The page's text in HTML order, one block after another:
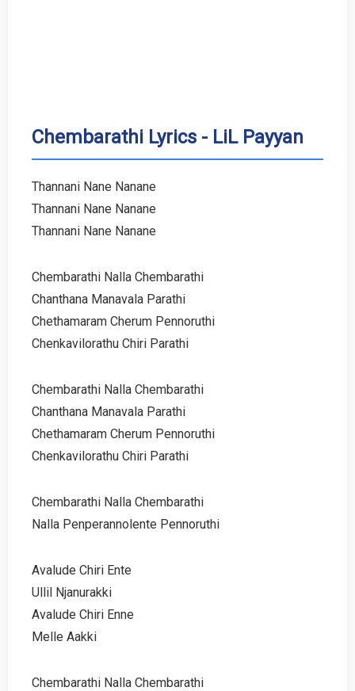
Chembarathi Lyrics - LiL Payyan
Thannani Nane Nanane
Thannani Nane Nanane
Thannani Nane Nanane
Chembarathi Nalla Chembarathi
Chanthana Manavala Parathi
Chethamaram Cherum Pennoruthi
Chenkavilorathu Chiri Parathi
Chembarathi Nalla Chembarathi
Chanthana Manavala Parathi
Chethamaram Cherum Pennoruthi
Chenkavilorathu Chiri Parathi
Chembarathi Nalla Chembarathi
Nalla Penperannolente Pennoruthi
Avalude Chiri Ente
Ullil Njanurakki
Avalude Chiri Enne
Melle Aakki
Chembarathi Nalla Chembarathi